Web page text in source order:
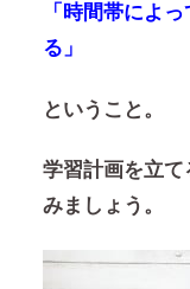
「時間帯によ
る」
ということ。
学習計画を立
みましょう。